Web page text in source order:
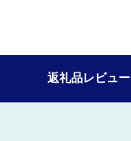
返礼品レビュー